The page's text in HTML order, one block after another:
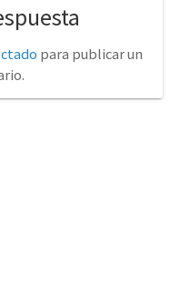
para publicar un